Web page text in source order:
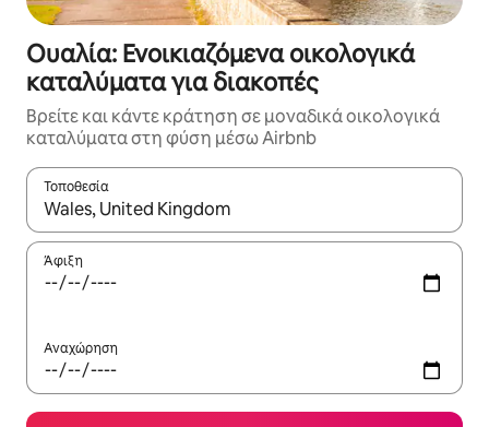
Ουαλία: Ενοικιαζόμενα οικολογικά
καταλύματα για διακοπές
Βρείτε και κάντε κράτηση σε μοναδικά οικολογικά
καταλύματα στη φύση μέσω Airbnb
Τοποθεσία
Όταν τα αποτελέσματα είναι διαθέσιμα, μπορείτε να
Άφιξη
Αναχώρηση